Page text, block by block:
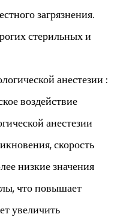
загрязнения.
стерильных и
анестезии :
воздействие
анестезии
скорость
низкие значения
что повышает
увеличить